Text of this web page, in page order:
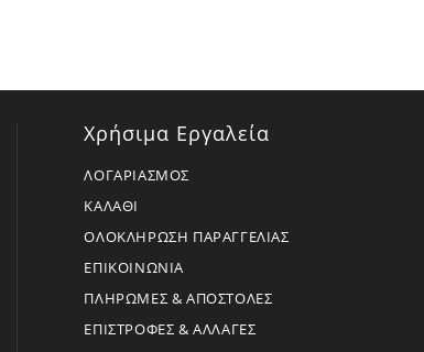
Χρήσιμα Εργαλεία
ΛΟΓΑΡΙΑΣΜΟΣ
ΚΑΛΑΘΙ
ΟΛΟΚΛΗΡΩΣΗ ΠΑΡΑΓΓΕΛΙΑΣ
ΕΠΙΚΟΙΝΩΝΙΑ
ΠΛΗΡΩΜΕΣ & ΑΠΟΣΤΟΛΕΣ
ΕΠΙΣΤΡΟΦΕΣ & ΑΛΛΑΓΕΣ